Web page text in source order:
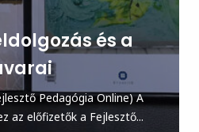
és a
Pedagógia Online) A
az előfizetők a Fejlesztő...